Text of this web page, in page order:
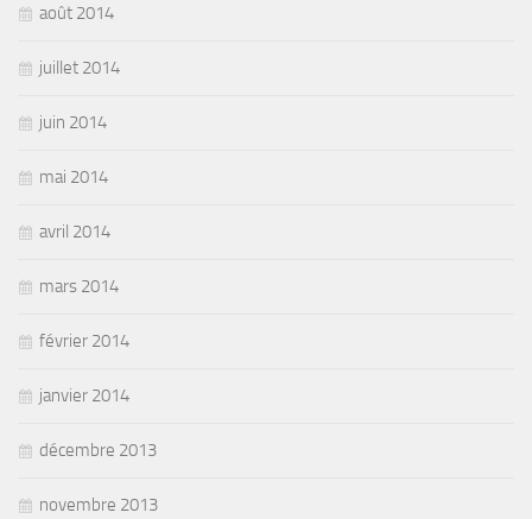
août 2014
juillet 2014
juin 2014
mai 2014
avril 2014
mars 2014
février 2014
janvier 2014
décembre 2013
novembre 2013